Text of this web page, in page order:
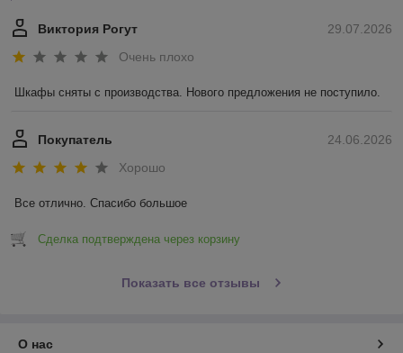
29.07.2026
Виктория Рогут
Очень плохо
Шкафы сняты с производства. Нового предложения не поступило.
24.06.2026
Покупатель
Хорошо
Все отлично. Спасибо большое
Сделка подтверждена через корзину
Показать все отзывы
О нас